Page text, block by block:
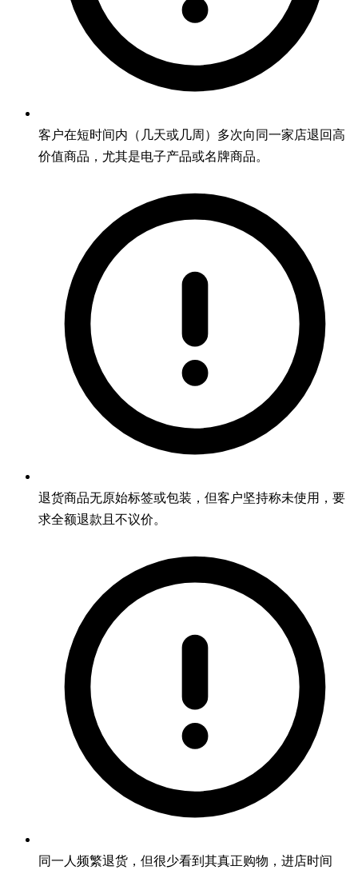
客户在短时间内（几天或几周）多次向同一家店退回高
价值商品，尤其是电子产品或名牌商品。
退货商品无原始标签或包装，但客户坚持称未使用，要
求全额退款且不议价。
同一人频繁退货，但很少看到其真正购物，进店时间